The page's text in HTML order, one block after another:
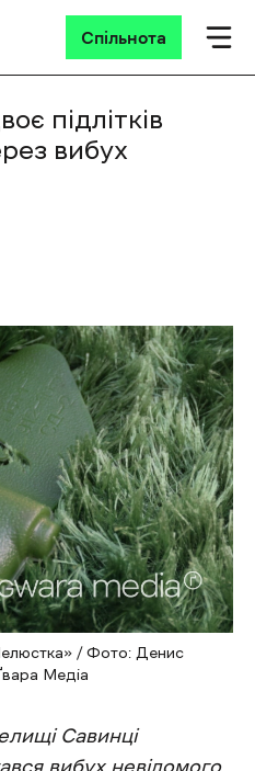
Спільнота
підлітків
вибух
/ Фото: Денис
Медіа
Савинці
вибух невідомого